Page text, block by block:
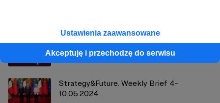
Ustawienia zaawansowane
Akceptuję i przechodzę do serwisu
Jacek Bartosiak czyta swój tekst "Polskie
czerwone linie" (Audio)
Strategy&Future. Weekly Brief 4–
10.05.2024